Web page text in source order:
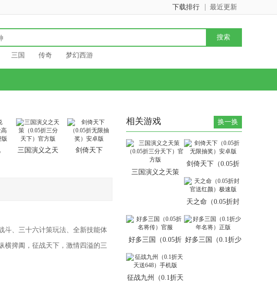
最近更新
下载排行
三国 传奇 梦幻西游
三国演义之天
剑倚天下
斗、三十六计策玩法、全新技能体
横捭阖，征战天下，激情四溢的三
相关游戏 换一换
三国演义之天策
剑倚天下（0.05折
无限抽奖）安卓版
天之命（0.05折封
官送红颜）极速版
好多三国（0.05折 好多三国（0.1折少
征战九州（0.1折天